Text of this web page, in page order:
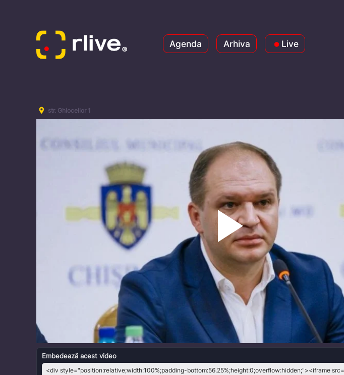
Agenda Arhiva Live
str. Ghioceilor 1
Play
Video
Embedează acest video